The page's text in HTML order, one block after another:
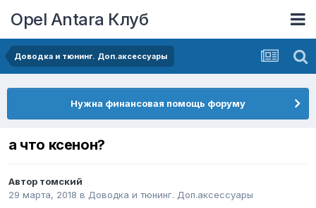
Opel Antara Клуб
Доводка и тюнинг. Доп.аксессуары
Нужна финансовая помощь форуму
а что ксенон?
Автор томский
29 марта, 2018 в Доводка и тюнинг. Доп.аксессуары